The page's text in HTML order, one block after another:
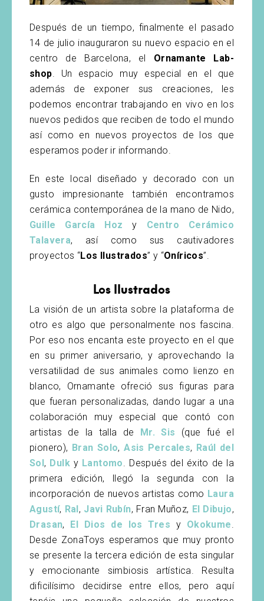
Después de un tiempo, finalmente el pasado
14 de julio inauguraron su nuevo espacio en el
centro de Barcelona, el Ornamante Lab-
shop. Un espacio muy especial en el que
además de exponer sus creaciones, les
podemos encontrar trabajando en vivo en los
nuevos pedidos que reciben de todo el mundo
así como en nuevos proyectos de los que
esperamos poder ir informando.
En este local diseñado y decorado con un
gusto impresionante también encontramos
cerámica contemporánea de la mano de Nido,
Guille García Hoz y Centro Cerámico
Talavera, así como sus cautivadores
proyectos “Los Ilustrados” y “Oníricos”.
Los Ilustrados
La visión de un artista sobre la plataforma de
otro es algo que personalmente nos fascina.
Por eso nos encanta este proyecto en el que
en su primer aniversario, y aprovechando la
versatilidad de sus animales como lienzo en
blanco, Ornamante ofreció sus figuras para
que fueran personalizadas, dando lugar a una
colaboración muy especial que contó con
artistas de la talla de
Mr. Sis (que fué el
pionero), Bran Solo,Asis Percales, Raúl del
Sol , Dulk y Lantomo. Después del éxito de la
primera edición, llegó la segunda con la
incorporación de nuevos artistas como Laura
Agustí, Ral , Javi Rubín, Fran Muñoz, El Dibujo,
Drasan, El Dios de los Tres y Okokume.
Desde ZonaToys esperamos que muy pronto
se presente la tercera edición de esta singular
y emocionante simbiosis artística. Resulta
dificilísimo decidirse entre ellos, pero aquí